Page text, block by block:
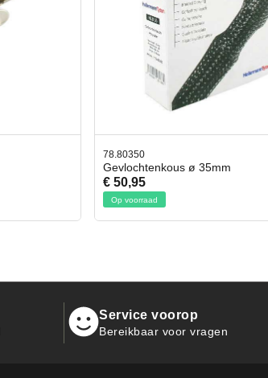
42.59551
Bit- en Doppenset 19 Delig
€ 19,95
Op voorraad
Service voorop
Bereikbaar voor vragen